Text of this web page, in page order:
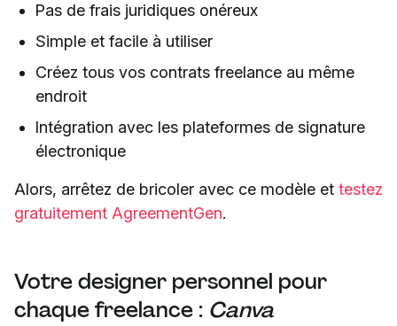
Pas de frais juridiques onéreux
Simple et facile à utiliser
Créez tous vos contrats freelance au même
endroit
Intégration avec les plateformes de signature
électronique
Alors, arrêtez de bricoler avec ce modèle et testez
gratuitement AgreementGen.
Votre designer personnel pour
chaque freelance : Canva